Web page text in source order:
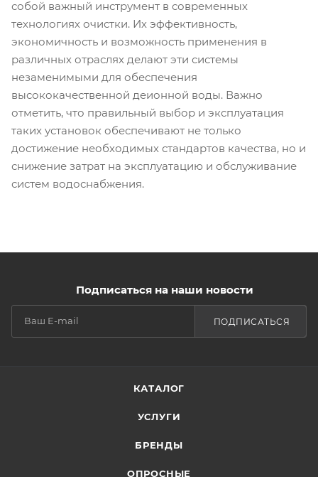
собой важный инструмент в современных
технологиях очистки. Их эффективность,
экономичность и возможность применения в
различных отраслях делают эти системы
незаменимыми для обеспечения
высококачественной деионной воды. Важно
отметить, что правильный выбор и эксплуатация
таких установок обеспечивают не только
достижение необходимых стандартов качества, но и
снижение затрат на эксплуатацию и обслуживание
систем водоснабжения.
Подписаться на наши новости
ПОДПИСАТЬСЯ
КАТАЛОГ
УСЛУГИ
БРЕНДЫ
ОПРОСНЫЕ